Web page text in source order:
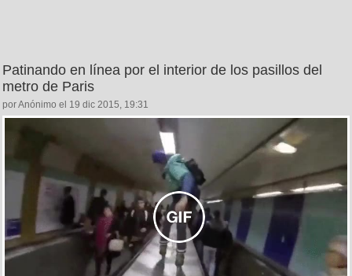
Patinando en línea por el interior de los pasillos del
metro de Paris
por Anónimo el 19 dic 2015, 19:31